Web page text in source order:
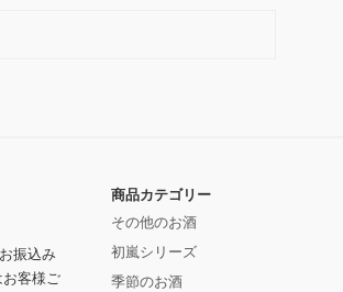
振込み
お客様ご
商品カテゴリー
その他のお酒
初嵐シリーズ
季節のお酒